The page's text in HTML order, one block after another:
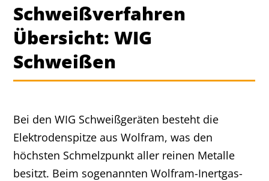
Schweißverfahren
Übersicht: WIG
Schweißen
Bei den WIG Schweißgeräten besteht die
Elektrodenspitze aus Wolfram, was den
höchsten Schmelzpunkt aller reinen Metalle
besitzt. Beim sogenannten Wolfram-Inertgas-